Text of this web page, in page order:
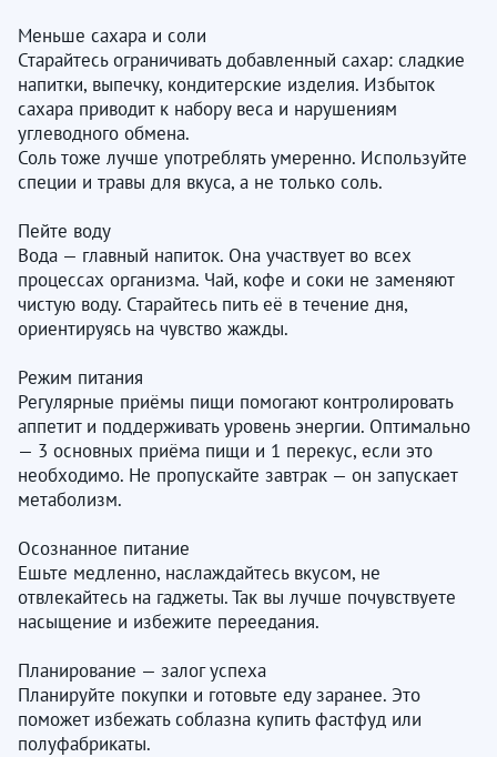
Меньше сахара и соли
Старайтесь ограничивать добавленный сахар: сладкие
напитки, выпечку, кондитерские изделия. Избыток
сахара приводит к набору веса и нарушениям
углеводного обмена.
Соль тоже лучше употреблять умеренно. Используйте
специи и травы для вкуса, а не только соль.
Пейте воду
Вода — главный напиток. Она участвует во всех
процессах организма. Чай, кофе и соки не заменяют
чистую воду. Старайтесь пить её в течение дня,
ориентируясь на чувство жажды.
Режим питания
Регулярные приёмы пищи помогают контролировать
аппетит и поддерживать уровень энергии. Оптимально
— 3 основных приёма пищи и 1 перекус, если это
необходимо. Не пропускайте завтрак — он запускает
метаболизм.
Осознанное питание
Ешьте медленно, наслаждайтесь вкусом, не
отвлекайтесь на гаджеты. Так вы лучше почувствуете
насыщение и избежите переедания.
Планирование — залог успеха
Планируйте покупки и готовьте еду заранее. Это
поможет избежать соблазна купить фастфуд или
полуфабрикаты.